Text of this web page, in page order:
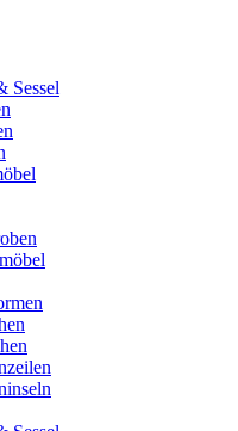
Sessel